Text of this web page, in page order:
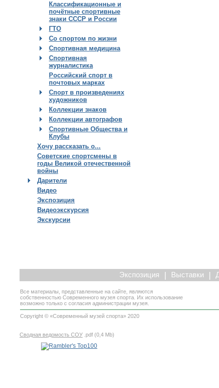
Классификационные и
почётные спортивные
знаки СССР и России
ГТО
Со спортом по жизни
Спортивная медицина
Спортивная
журналистика
Российский спорт в
почтовых марках
Спорт в произведениях
художников
Коллекции знаков
Коллекции автографов
Спортивные Общества и
Клубы
Хочу рассказать о...
Советские спортсмены в
годы Великой отечественной
войны
Дарители
Видео
Экспозиция
Видеоэкскурсия
Экскурсии
Экспозиция | Выставки |
Все материалы, представленные на сайте, являются
собственностью Современного музея спорта. Их использование
возможно только с согласия администрации музея.
Copyright © «Современный музей спорта» 2020
Сводная ведомость СОУ .pdf (0,4 Mb)